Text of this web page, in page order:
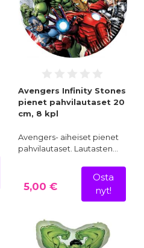
Avengers Infinity Stones
pienet pahvilautaset 20
cm, 8 kpl
Avengers- aiheiset pienet
pahvilautaset. Lautasten…
5,00 €
Osta
nyt!